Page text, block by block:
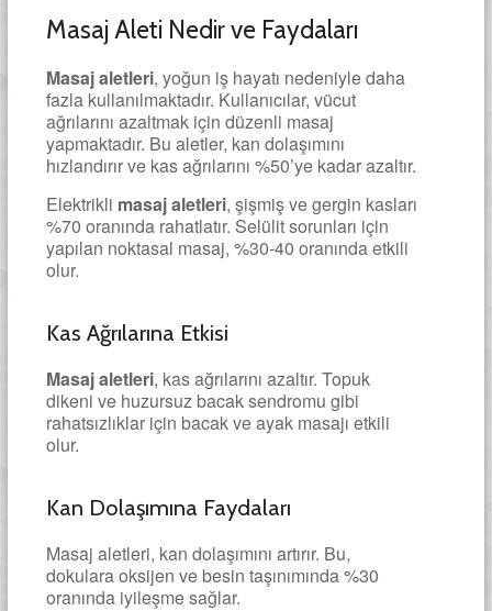
Masaj Aleti Nedir ve Faydaları
Masaj aletleri, yoğun iş hayatı nedeniyle daha
fazla kullanılmaktadır. Kullanıcılar, vücut
ağrılarını azaltmak için düzenli masaj
yapmaktadır. Bu aletler, kan dolaşımını
hızlandırır ve kas ağrılarını %50’ye kadar azaltır.
Elektrikli masaj aletleri, şişmiş ve gergin kasları
%70 oranında rahatlatır. Selülit sorunları için
yapılan noktasal masaj, %30-40 oranında etkili
olur.
Kas Ağrılarına Etkisi
Masaj aletleri, kas ağrılarını azaltır. Topuk
dikeni ve huzursuz bacak sendromu gibi
rahatsızlıklar için bacak ve ayak masajı etkili
olur.
Kan Dolaşımına Faydaları
Masaj aletleri, kan dolaşımını artırır. Bu,
dokulara oksijen ve besin taşınımında %30
oranında iyileşme sağlar.